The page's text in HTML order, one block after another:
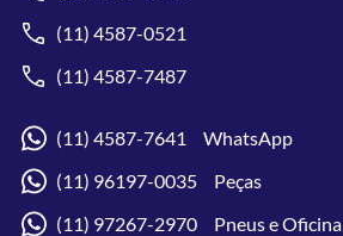
(11) 4587-0521
(11) 4587-7487
(11) 4587-7641 WhatsApp
(11) 96197-0035 Peças
(11) 97267-2970 Pneus e Oficina